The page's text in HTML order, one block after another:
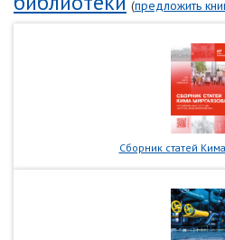
(предложить
Сборник статей